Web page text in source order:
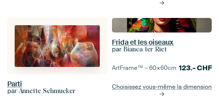
Parti
par Annette Schmucker
Frida et les oiseaux
par Bianca ter Riet
ArtFrame™ –60×60cm 123.-CHF
Choisissez vous-même la dimension